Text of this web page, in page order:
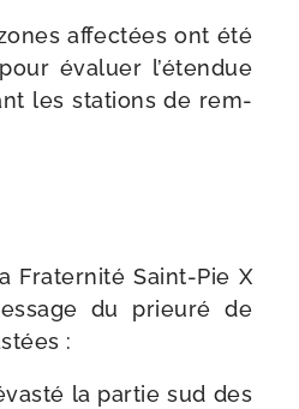
affec­tées ont été
éva­luer l’é­ten­due
les sta­tions de rem­
Fraternité Saint-​Pie X
du prieu­ré de
:
la par­tie sud des